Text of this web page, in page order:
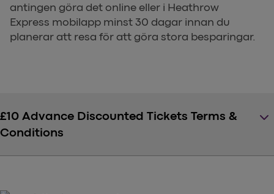
antingen göra det online eller i Heathrow
Express mobilapp minst 30 dagar innan du
planerar att resa för att göra stora besparingar.
£10 Advance Discounted Tickets Terms &
Conditions
keyboard_arrow_down